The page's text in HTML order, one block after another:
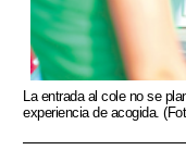
La entrada al cole no se
experiencia de acogida.